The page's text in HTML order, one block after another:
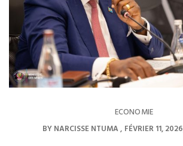
ECONOMIE
BYNARCISSE NTUMA FÉVRIER 11, 2026